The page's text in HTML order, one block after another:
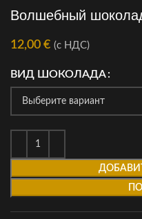
Волшебный
12,00 € (с НДС)
ВИД ШОКОЛАДА